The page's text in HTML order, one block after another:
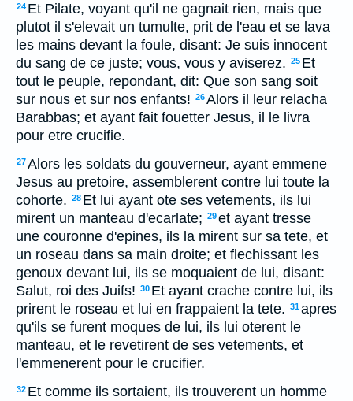
24 Et Pilate, voyant qu'il ne gagnait rien, mais que
plutot il s'elevait un tumulte, prit de l'eau et se lava
les mains devant la foule, disant: Je suis innocent
du sang de ce juste; vous, vous y aviserez. 25 Et
tout le peuple, repondant, dit: Que son sang soit
sur nous et sur nos enfants! 26Alors il leur relacha
Barabbas; et ayant fait fouetter Jesus, il le livra
pour etre crucifie.
27Alors les soldats du gouverneur, ayant emmene
Jesus au pretoire, assemblerent contre lui toute la
cohorte. 28 Et lui ayant ote ses vetements, ils lui
mirent un manteau d'ecarlate; 29et ayant tresse
une couronne d'epines, ils la mirent sur sa tete, et
un roseau dans sa main droite; et flechissant les
genoux devant lui, ils se moquaient de lui, disant:
Salut, roi des Juifs! 30 Et ayant crache contre lui, ils
prirent le roseau et lui en frappaient la tete. 31apres
qu'ils se furent moques de lui, ils lui oterent le
manteau, et le revetirent de ses vetements, et
l'emmenerent pour le crucifier.
32 Et comme ils sortaient, ils trouverent un homme